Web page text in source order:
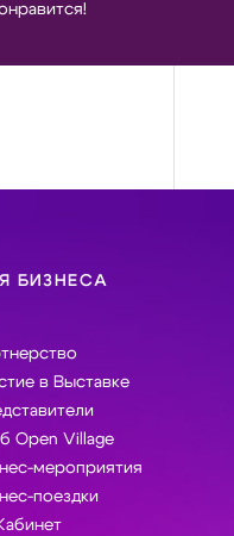
БИЗНЕСА
в Выставке
Open Village
мероприятия
поездки